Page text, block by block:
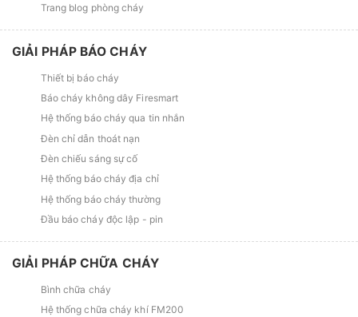
Trang blog phòng cháy
GIẢI PHÁP BÁO CHÁY
Thiết bị báo cháy
Báo cháy không dây Firesmart
Hệ thống báo cháy qua tin nhắn
Đèn chỉ dẫn thoát nạn
Đèn chiếu sáng sự cố
Hệ thống báo cháy địa chỉ
Hệ thống báo cháy thường
Đầu báo cháy độc lập - pin
GIẢI PHÁP CHỮA CHÁY
Bình chữa cháy
Hệ thống chữa cháy khí FM200